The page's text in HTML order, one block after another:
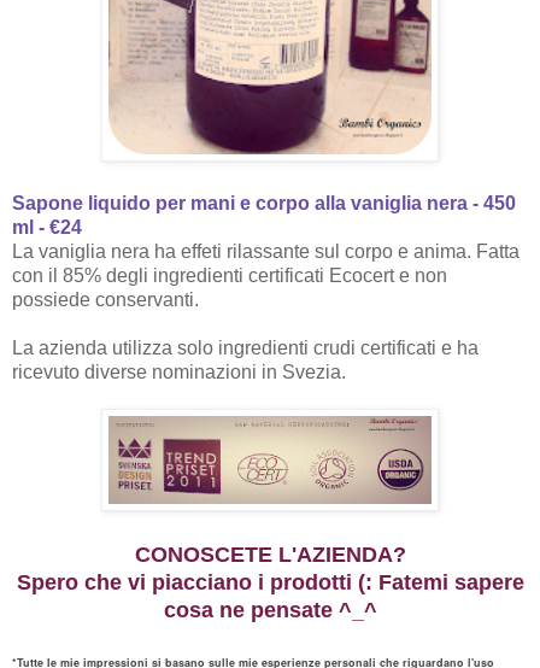
Sapone liquido per mani e corpo alla vaniglia nera - 450
ml - €24
La vaniglia nera ha effeti rilassante sul corpo e anima. Fatta
con il 85% degli ingredienti certificati Ecocert e non
possiede conservanti.
La azienda utilizza solo ingredienti crudi certificati e ha
ricevuto diverse nominazioni in Svezia.
CONOSCETE L'AZIENDA?
Spero che vi piacciano i prodotti (: Fatemi sapere
cosa ne pensate ^_^
*Tutte le mie impressioni si basano sulle mie esperienze personali che riguardano l'uso